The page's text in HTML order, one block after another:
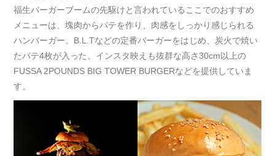
福生バーガーブームの先駆けと言われているここでのおすすめ
メニューは、塊肉からパテを作り、肉感をしっかり感じられる
ハンバーガー。B.L.Tなどの定番バーガーをはじめ、炭火で焼い
たパテ4枚が入った、インスタ映えも抜群な高さ30cm以上の
FUSSA 2POUNDS BIG TOWER BURGERなどを提供していま
す。